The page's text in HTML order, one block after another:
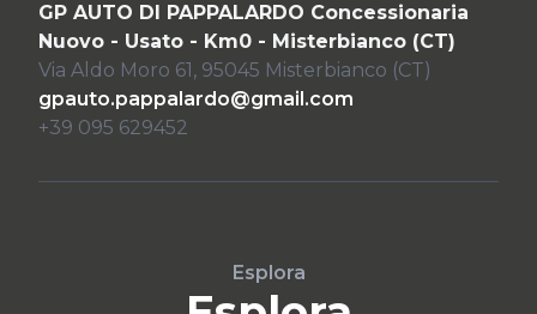
GP AUTO DI PAPPALARDO Concessionaria
Nuovo - Usato - Km0 - Misterbianco (CT)
Via Aldo Moro 61, 95045 Misterbianco (CT)
gpauto.pappalardo@gmail.com
+39 095 629452
Esplora